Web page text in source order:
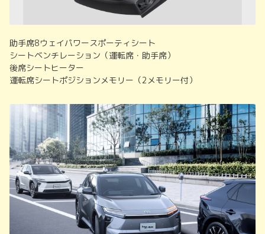
助手席8ウェイパワースポーティシート
シートベンチレーション（運転席・助手席）
後席シートヒーター
運転席シートポジションメモリー（2メモリー付）